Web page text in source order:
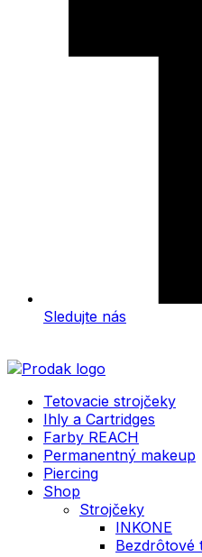
Sledujte nás
Tetovacie strojčeky
Ihly a Cartridges
Farby REACH
Permanentný makeup
Piercing
Shop
Strojčeky
INKONE
Bezdrôtové